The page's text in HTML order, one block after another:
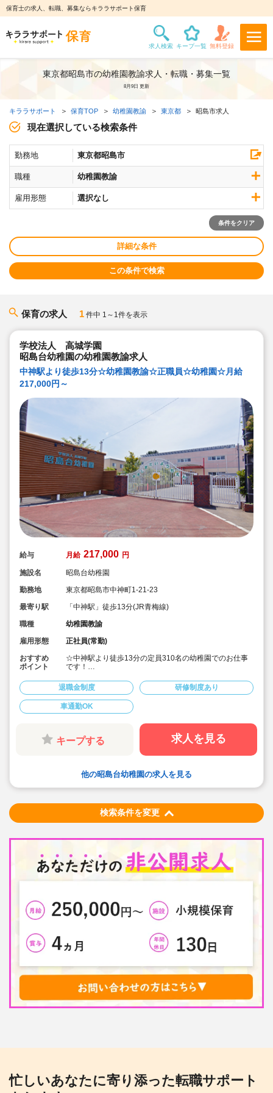
保育士の求人、転職、募集ならキララサポート保育
東京都昭島市の幼稚園教諭求人・転職・募集一覧
8月9日 更新
キララサポート 保育TOP 幼稚園教諭 東京都 昭島市求人
現在選択している検索条件
勤務地 東京都昭島市
職種 幼稚園教諭
雇用形態 選択なし
条件をクリア
詳細な条件
この条件で検索
保育の求人 1 件中 1～1件を表示
学校法人 高城学園
昭島台幼稚園の幼稚園教諭求人
中神駅より徒歩13分☆幼稚園教諭☆正職員☆幼稚園☆月給
217,000円～
給与 月給 217,000 円
施設名
昭島台幼稚園
勤務地
東京都昭島市中神町1-21-23
最寄り駅
「中神駅」徒歩13分(JR青梅線)
職種
幼稚園教諭
雇用形態
正社員(常勤)
おすすめ
ポイント
☆中神駅より徒歩13分の定員310名の幼稚園でのお仕事
です！
☆土日祝日休み、産休育休などの制度も整っていて、プ
ライベートとのバランスも取りやすい♪
☆新卒、未経験の方もご応募可能です！
☆やる気を認めてもらえる環境です！
退職金制度 研修制度あり
車通勤OK
キープする 求人を見る
他の昭島台幼稚園の求人を見る
検索条件を変更
忙しいあなたに寄り添った転職サポート